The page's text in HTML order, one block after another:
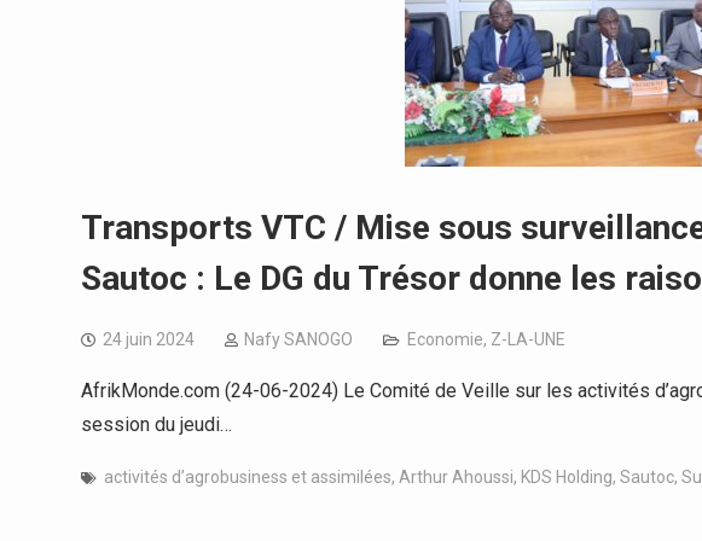
Transports VTC / Mise sous
Sautoc : Le DG du Trésor donne les
24 juin 2024 Nafy SANOGO Economie, Z-LA-UNE
AfrikMonde.com (24-06-2024) Le Comité de Veille sur les activités
session du jeudi…
activités d’agrobusiness et assimilées, Arthur Ahoussi, KDS Holding, Sautoc,